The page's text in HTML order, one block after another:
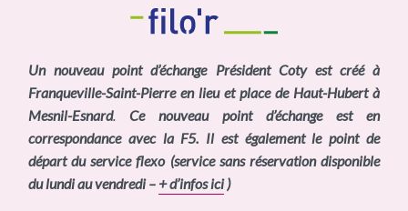
Un nouveau point d’échange Président Coty est créé à
Franqueville-Saint-Pierre en lieu et place de Haut-Hubert à
Mesnil-Esnard. Ce nouveau point d’échange est en
correspondance avec la F5. Il est également le point de
départ du service flexo (service sans réservation disponible
du lundi au vendredi – + d’infos ici)